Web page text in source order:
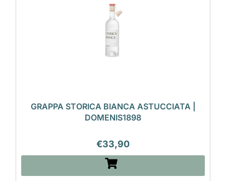
GRAPPA STORICA BIANCA ASTUCCIATA |
DOMENIS1898
€33,90